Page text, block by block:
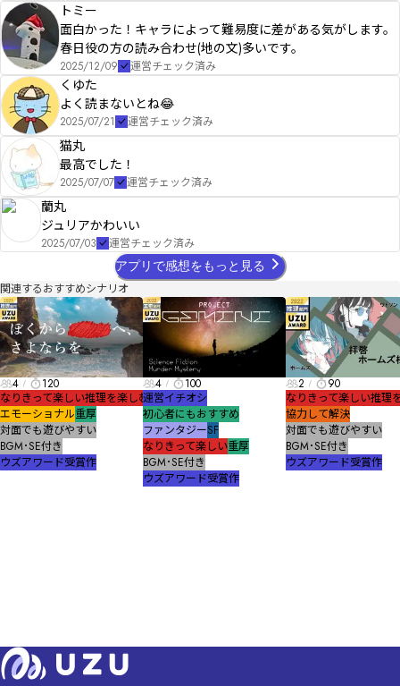
トミー
面白かった！キャラによって難易度に差がある気がします。
春日役の方の読み合わせ(地の文)多いです。
2025/12/09 運営チェック済み
くゆた
よく読まないとね😂
2025/07/21 運営チェック済み
猫丸
最高でした！
2025/07/07 運営チェック済み
蘭丸
ジュリアかわいい
2025/07/03 運営チェック済み
アプリで感想をもっと見る
関連するおすすめシナリオ
4
120
なりきって楽しい推理を楽しむ
エモーショナル重厚
対面でも遊びやすい
BGM･SE付き
ウズアワード受賞作
4
100
運営イチオシ
初心者にもおすすめ
ファンタジーSF
なりきって楽しい重厚
BGM･SE付き
ウズアワード受賞作
2
90
なりきって楽しい推理
協力して解決
対面でも遊びやすい
BGM･SE付き
ウズアワード受賞作